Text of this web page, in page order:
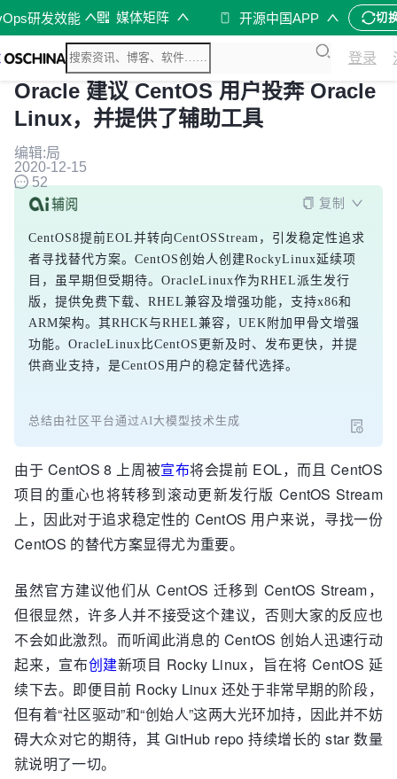
研发效能 媒体矩阵 开源中国APP 切
登录
Oracle 建议 CentOS 用户投奔 Oracle
Linux，并提供了辅助工具
编辑:局
2020-12-15
52
复制
CentOS8提前EOL并转向CentOSStream，引发稳定性追求
者寻找替代方案。CentOS创始人创建RockyLinux延续项
目，虽早期但受期待。OracleLinux作为RHEL派生发行
版，提供免费下载、RHEL兼容及增强功能，支持x86和
ARM架构。其RHCK与RHEL兼容，UEK附加甲骨文增强
功能。OracleLinux比CentOS更新及时、发布更快，并提
供商业支持，是CentOS用户的稳定替代选择。
总结由社区平台通过AI大模型技术生成
由于 CentOS 8 上周被宣布将会提前 EOL，而且 CentOS
项目的重心也将转移到滚动更新发行版 CentOS Stream
上，因此对于追求稳定性的 CentOS 用户来说，寻找一份
CentOS 的替代方案显得尤为重要。
虽然官方建议他们从 CentOS 迁移到 CentOS Stream，
但很显然，许多人并不接受这个建议，否则大家的反应也
不会如此激烈。而听闻此消息的 CentOS 创始人迅速行动
起来，宣布创建新项目 Rocky Linux，旨在将 CentOS 延
续下去。即便目前 Rocky Linux 还处于非常早期的阶段，
但有着“社区驱动”和“创始人”这两大光环加持，因此并不妨
碍大众对它的期待，其 GitHub repo 持续增长的 star 数量
就说明了一切。